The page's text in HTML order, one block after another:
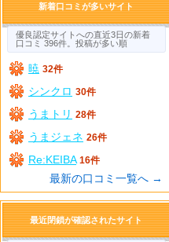
新着口コミが多いサイト
優良認定サイトへの直近3日の新着
口コミ 396件。投稿が多い順
暁 32件
シンクロ 30件
うまトリ 28件
うまジェネ 26件
Re:KEIBA 16件
最新の口コミ一覧へ →
最近閉鎖が確認されたサイト